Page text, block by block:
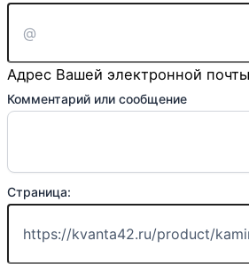
Адрес Вашей электронной
Комментарий или сообщение
Страница: